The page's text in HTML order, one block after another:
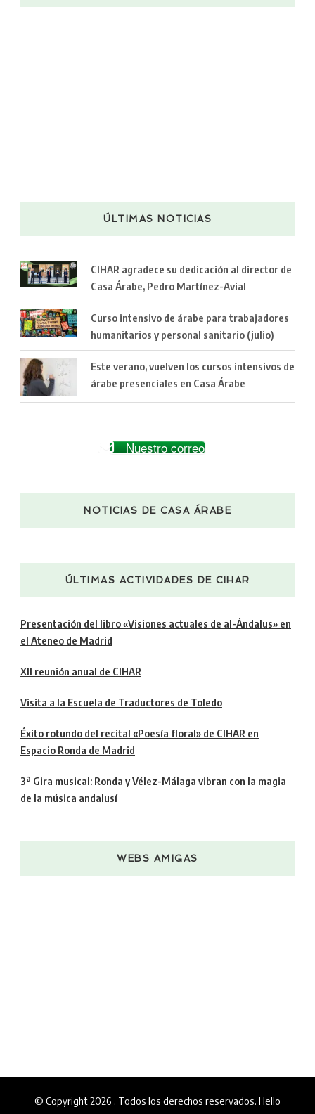
ÚLTIMAS NOTICIAS
CIHAR agradece su dedicación al director de
Casa Árabe, Pedro Martínez-Avial
Curso intensivo de árabe para trabajadores
humanitarios y personal sanitario (julio)
Este verano, vuelven los cursos intensivos de
árabe presenciales en Casa Árabe
Nuestro correo
NOTICIAS DE CASA ÁRABE
ÚLTIMAS ACTIVIDADES DE CIHAR
Presentación del libro «Visiones actuales de al-Ándalus» en
el Ateneo de Madrid
XII reunión anual de CIHAR
Visita a la Escuela de Traductores de Toledo
Éxito rotundo del recital «Poesía floral» de CIHAR en
Espacio Ronda de Madrid
3ª Gira musical: Ronda y Vélez-Málaga vibran con la magia
de la música andalusí
WEBS AMIGAS
© Copyright 2026 . Todos los derechos reservados. Hello